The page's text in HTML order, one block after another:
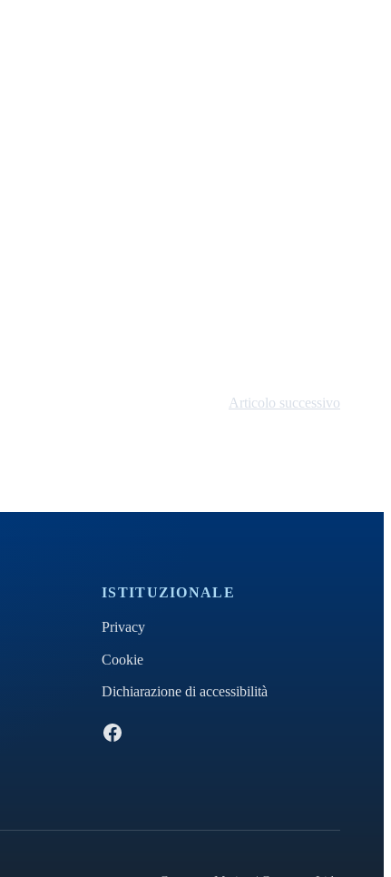
Articolo successivo
ISTITUZIONALE
Privacy
Cookie
Dichiarazione di accessibilità
Facebook Pro Loco CZ Marina